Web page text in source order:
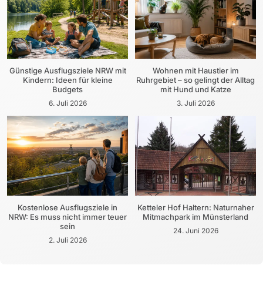
Günstige Ausflugsziele NRW mit
Kindern: Ideen für kleine
Budgets
6. Juli 2026
Wohnen mit Haustier im
Ruhrgebiet – so gelingt der Alltag
mit Hund und Katze
3. Juli 2026
Kostenlose Ausflugsziele in
NRW: Es muss nicht immer teuer
sein
2. Juli 2026
Ketteler Hof Haltern: Naturnaher
Mitmachpark im Münsterland
24. Juni 2026